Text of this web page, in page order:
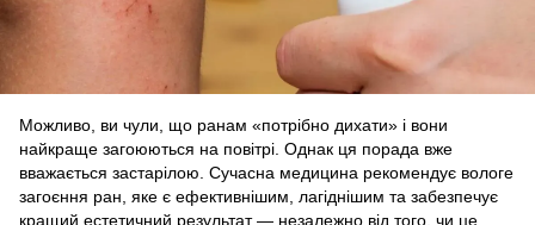
Можливо, ви чули, що ранам «потрібно дихати» і вони
найкраще загоюються на повітрі. Однак ця порада вже
вважається застарілою. Сучасна медицина рекомендує вологе
загоєння ран, яке є ефективнішим, лагіднішим та забезпечує
кращий естетичний результат — незалежно від того, чи це